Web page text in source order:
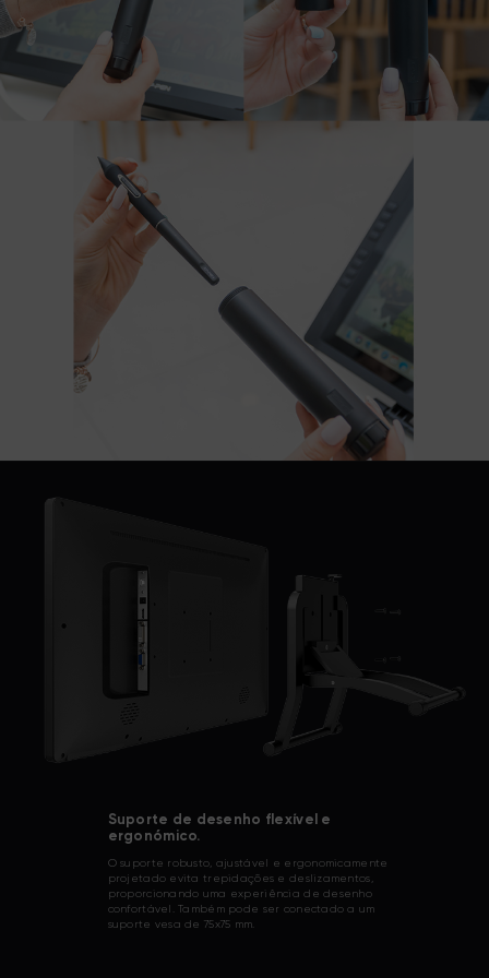
Suporte de desenho flexível e
ergonómico.
O suporte robusto, ajustável e ergonomicamente
projetado evita trepidações e deslizamentos,
proporcionando uma experiência de desenho
confortável. Também pode ser conectado a um
suporte vesa de 75x75 mm.